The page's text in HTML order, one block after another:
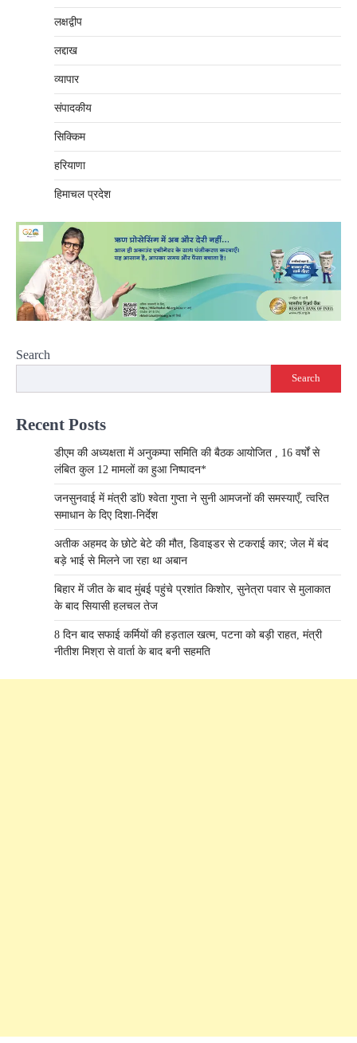
लक्षद्वीप
लद्दाख
व्यापार
संपादकीय
सिक्किम
हरियाणा
हिमाचल प्रदेश
Search
Search
Recent Posts
डीएम की अध्यक्षता में अनुकम्पा समिति की बैठक आयोजित , 16 वर्षों से
लंबित कुल 12 मामलों का हुआ निष्पादन*
जनसुनवाई में मंत्री डाॅ0 श्वेता गुप्ता ने सुनी आमजनों की समस्याएँ, त्वरित
समाधान के दिए दिशा-निर्देश
अतीक अहमद के छोटे बेटे की मौत, डिवाइडर से टकराई कार; जेल में बंद
बड़े भाई से मिलने जा रहा था अबान
बिहार में जीत के बाद मुंबई पहुंचे प्रशांत किशोर, सुनेत्रा पवार से मुलाकात
के बाद सियासी हलचल तेज
8 दिन बाद सफाई कर्मियों की हड़ताल खत्म, पटना को बड़ी राहत, मंत्री
नीतीश मिश्रा से वार्ता के बाद बनी सहमति